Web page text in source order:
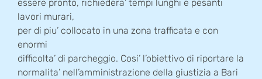
essere pronto, richiedera’ tempi lunghi e pesanti
lavori murari,
per di piu’ collocato in una zona trafficata e con
enormi
difficolta’ di parcheggio. Cosi’ l’obiettivo di riportare la
normalita’ nell’amministrazione della giustizia a Bari